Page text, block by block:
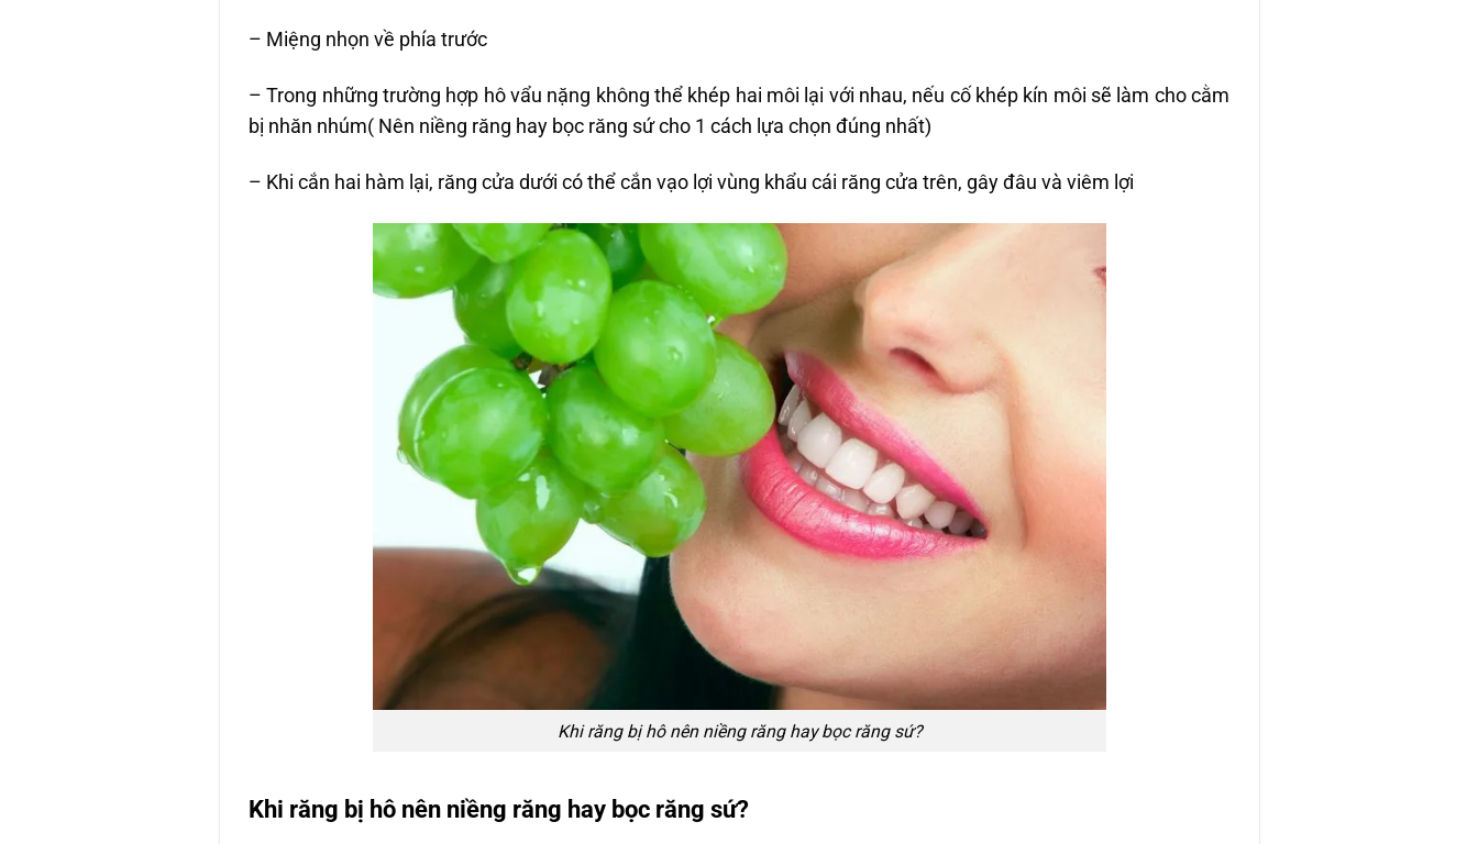
– Miệng nhọn về phía trước
– Trong những trường hợp hô vẩu nặng không thể khép hai môi lại với nhau, nếu cố khép kín môi sẽ làm cho cằm
bị nhăn nhúm( Nên niềng răng hay bọc răng sứ cho 1 cách lựa chọn đúng nhất)
– Khi cắn hai hàm lại, răng cửa dưới có thể cắn vạo lợi vùng khẩu cái răng cửa trên, gây đâu và viêm lợi
Khi răng bị hô nên niềng răng hay bọc răng sứ?
Khi răng bị hô nên niềng răng hay bọc răng sứ?